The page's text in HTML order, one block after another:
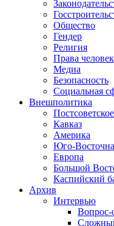
Общество
Гендер
Религия
Права
Медиа
Безопасность
Социальная
Внешполитика
Кавказ
Америка
Юго-
Европа
Большой
Каспийский
Архив
Интервью
Вопрос-